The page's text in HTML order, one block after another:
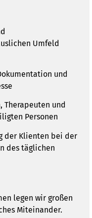
Umfeld
und
Therapeuten und
Personen
der Klienten bei der
des täglichen
legen wir großen
Miteinander.